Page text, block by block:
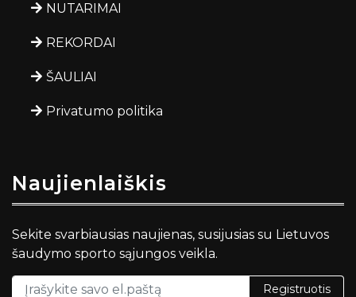
NUTARIMAI
REKORDAI
ŠAULIAI
Privatumo politika
Naujienlaiškis
Sekite svarbiausias naujienas, susijusias su Lietuvos
šaudymo sporto sąjungos veikla.
Registruotis